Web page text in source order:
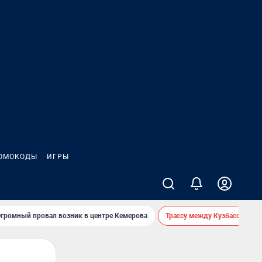
ИГРЫ
провал возник в центре Кемерова Трассу между Кузбассом и